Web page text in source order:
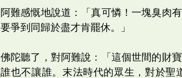
阿難感慨地說道：「真可憐！一塊臭肉
要爭到同歸於盡才肯罷休。」
佛陀聽了，對阿難說：「這個世間的財
誰也不讓誰。末法時代的眾生，對於聖